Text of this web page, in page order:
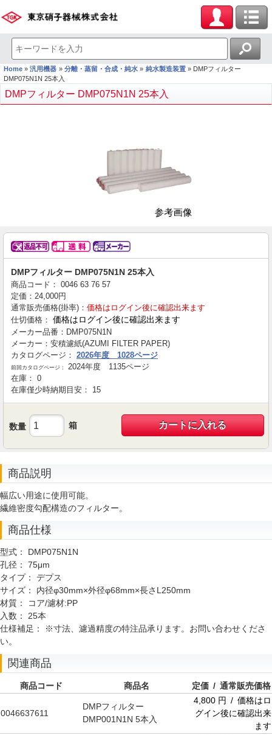
Home 汎用機器 分離・蒸留・合成・純水 純水製造装置
DMPフィルター
DMP075N1N 25本入
DMPフィルター DMP075N1N 25本入
DMPフィルター DMP075N1N 25本入
商品コード： 0046 63 76 57
定価： 24,000円
通常販売価格(掛率)： 価格はログイン後に確認出来ます
仕切価格： 価格はログイン後に確認出来ます
メーカー品番： DMP075N1N
メーカー： 安積濾紙(AZUMI FILTER PAPER)
カタログページ： 2026年度 1028ページ
前回カタログページ：
2024年度 1135ページ
在庫： 0
在庫僅少時納期目安：
15
数量 箱 カートに入れる
商品説明
幅広い用途に使用可能。
繊維密度勾配構造のフィルター。
商品仕様
型式： DMP075N1N
孔径： 75μm
タイプ： デプス
サイズ： 内径φ30mm×外径φ68mm×長さL250mm
材質：
コア/濾材:PP
入数： 25本
仕様補足：
※寸法、濾過精度の特注品承ります。お問い合わせくださ
い。
関連商品
商品コード 商品名 定価 / 通常販売価格
0046637611
DMPフィルター
DMP001N1N 5本入
4,800 円 / 価格はロ
グイン後に確認出来
ます